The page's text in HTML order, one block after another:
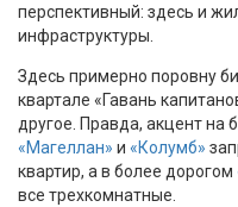
перспективный: здесь и
инфраструктуры.
Здесь примерно поровну
квартале «Гавань
другое. Правда, акцент
«Магеллан» и «Колумб»
квартир, а в более дорогом
все трехкомнатные.